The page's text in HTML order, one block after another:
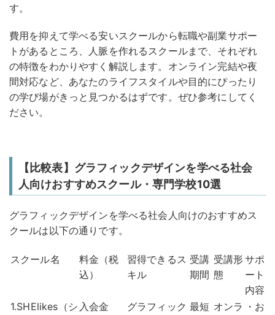
す。
費用を抑えて学べる安いスクールから転職や副業サポー
トがあるところ、人脈を作れるスクールまで、それぞれ
の特徴をわかりやすく解説します。オンライン完結や夜
間対応など、あなたのライフスタイルや目的にぴったり
の学び場がきっと見つかるはずです。ぜひ参考にしてく
ださい。
【比較表】グラフィックデザインを学べる社会
人向けおすすめスクール・専門学校10選
グラフィックデザインを学べる社会人向けのおすすめス
クールは以下の通りです。
スクール名
料金（税
込）
習得できるス
キル
受講
期間
受講形
態
サポ
ート
内容
1.SHElikes（シ 入会金
グラフィック 最短 オンラ ・お